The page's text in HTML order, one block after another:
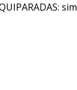
sim